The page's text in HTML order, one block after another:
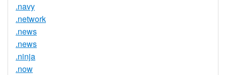
.navy
.network
.news
.news
.ninja
.now